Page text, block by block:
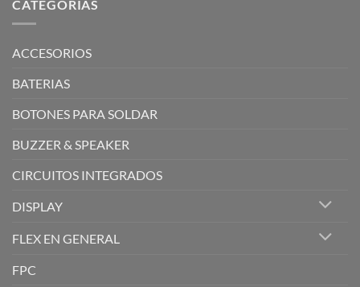
CATEGORIAS
ACCESORIOS
BATERIAS
BOTONES PARA SOLDAR
BUZZER & SPEAKER
CIRCUITOS INTEGRADOS
DISPLAY
FLEX EN GENERAL
FPC